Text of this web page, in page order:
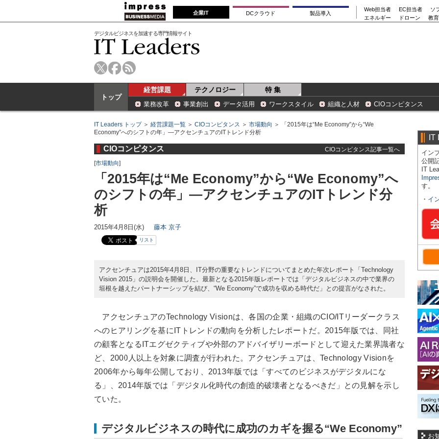
企業IT DCクラウド 製品導入
Web担当者 EC担当者
ソ
エネルギー
ドローン 教
デジタルビジネスを加速する専門情報サイト
トップ
経営課題 テクノロジー 特 集
業務改革 事業創出 データ活用 ワークスタイル 組織と人材 CIOコンピタンス
IT Leaders トップ＞ 経営課題一覧 ＞ CIOコンピタンス ＞ 市場動向 ＞ 「2015年は“Me Economy”から“We
Economy”へのシフトの年」―アクセンチュアのITトレンド分析
CIOコンピタンス
CIOコンピタンス記事一覧へ
[市場動向]
「2015年は“Me Economy”から“We Economy”へ
のシフトの年」―アクセンチュアのITトレンド分
析
2015年4月8日(水) 藤本 京子
リスト
アクセンチュアは2015年4月8日、IT分野の重要なトレンドについてまとめた年次レポート「Technology
Vision 2015」の説明会を開催した。最新となる2015年版レポートでは「デジタルビジネスの中で業界の
垣根を越えたパートナーシップを結び、“We Economy”で成功を収める時代だ」との提言がなされた。
アクセンチュアのTechnology Visionは、各国の企業・組織のCIO/ITリーダークラス
へのヒアリングを基にITトレンドの動向を分析したレポートだ。2015年版では、同社
の顧客となるITエグゼクティブや外部のアドバイザリーボードとして迎えた業界識者な
ど、2000人以上を対象に調査が行われた。アクセンチュアは、Technology Visionを
2006年から毎年公開しており、2013年版では「すべてのビジネスがデジタルにな
る」、2014年版では「デジタル化時代の創造的破壊者となるべきだ」との見解を示し
ていた。
デジタルビジネスの時代に成功のカギを握る“We Economy”
IT
イン
公開
IT
す。
・ イ
お